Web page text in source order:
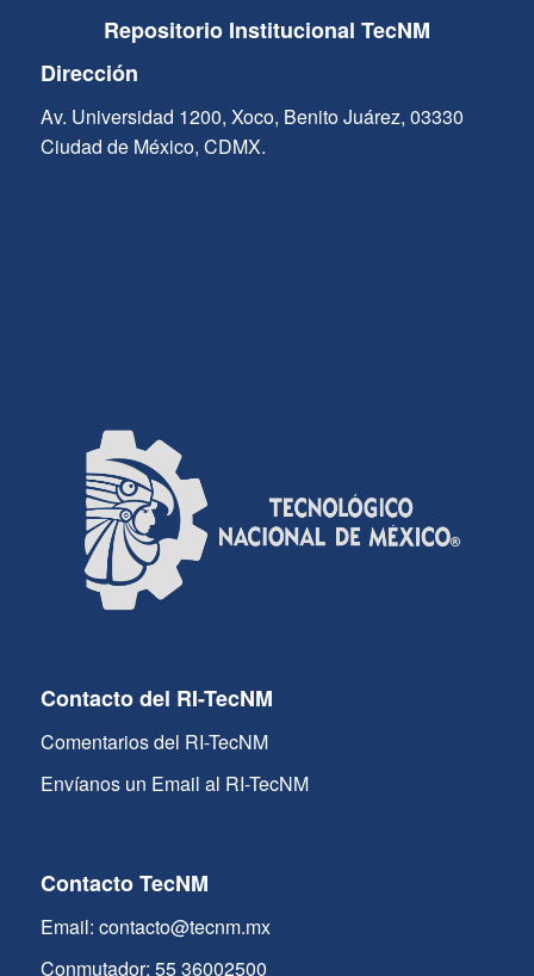
Repositorio Institucional TecNM
Dirección
Av. Universidad 1200, Xoco, Benito Juárez, 03330
Ciudad de México, CDMX.
Contacto del RI-TecNM
Comentarios del RI-TecNM
Envíanos un Email al RI-TecNM
Contacto TecNM
Email: contacto@tecnm.mx
Conmutador: 55 36002500